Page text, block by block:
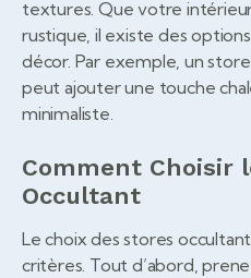
textures. Que votre
rustique, il existe des
décor. Par exemple, un
peut ajouter une touche
minimaliste.
Comment Choisir
Occultant
Le choix des stores
critères. Tout d’abord,